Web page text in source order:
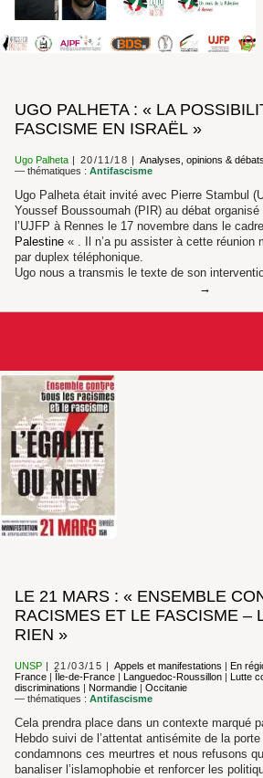
UGO PALHETA : « LA
FASCISME EN ISRAËL »
Ugo Palheta 20/11/18
Analyses, opinions & débats
— thématiques : Antifascisme
Ugo Palheta était invité avec Pierre Stambul
Youssef Boussoumah (PIR) au débat
l’UJFP à Rennes le 17 novembre dans le
Palestine « . Il n’a pu assister à cette réunion
par duplex téléphonique.
Ugo nous a transmis le texte de son
LE 21 MARS : « ENSEMBLE
RACISMES ET LE FASCISME –
RIEN »
UNSP 21/03/15 Appels et manifestations En
France
Île-de-France Languedoc-Roussillon
Lutte
discriminations
Normandie
Occitanie
— thématiques : Antifascisme
Cela prendra place dans un contexte marqué
Hebdo suivi de l’attentat antisémite de la
condamnons ces meurtres et nous refusons
banaliser l’islamophobie et renforcer les